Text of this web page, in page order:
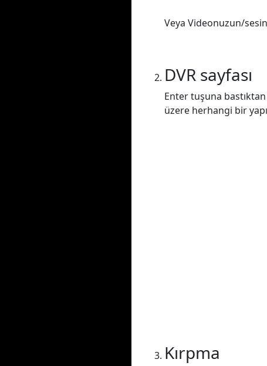
Veya Videonuzun/
DVR sayfası
Enter tuşuna
üzere herhangi bir
Kırpma